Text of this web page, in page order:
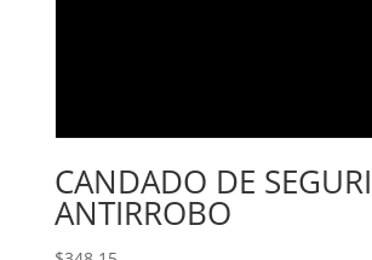
CANDADO DE
ANTIRROBO